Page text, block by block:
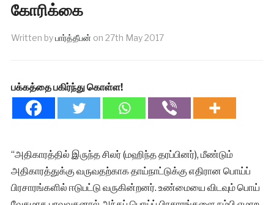
கோரிக்கை
Written byபார்த்தீபன் on 27th May 2017
பக்கத்தை பகிர்ந்து கொள்ள!
“அதிகாரத்தில் இருந்த சிலர் (மஹிந்த தரப்பினர்), மீண்டும்
அதிகாரத்துக்கு வருவதற்காக தாய்நாட்டுக்கு எதிரான பொய்ப்
பிரசாரங்களில் ஈடுபட்டு வருகின்றனர். உண்மையை விடவும் பொய்